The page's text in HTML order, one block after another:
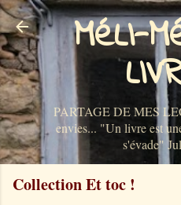
Accéder au
MéLI-
PARTAGE DE MES
envies... "Un livre est
s'évade"
Collection Et toc !